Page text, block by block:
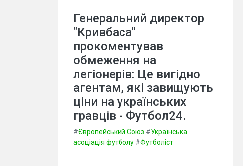
Генеральний директор
"Кривбаса"
прокоментував
обмеження на
легіонерів: Це вигідно
агентам, які завищують
ціни на українських
гравців - Футбол24.
#Європейський Союз #Українська
асоціація футболу #Футболіст